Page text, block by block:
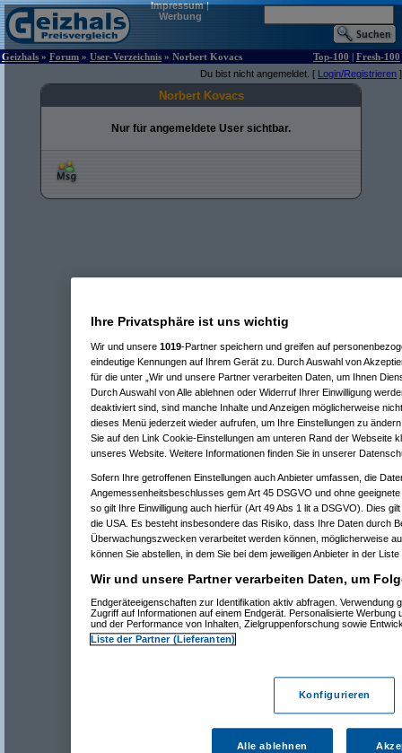
Impressum|
Werbung
Geizhals » Forum » User-Verzeichnis » Norbert Kovacs Top-100 | Fresh-100
Du bist nicht angemeldet. [ Login/Registrieren ]
Norbert Kovacs
Nur für angemeldete User sichtbar.
Ihre Privatsphäre ist uns wichtig
Wir und unsere 1019-Partner speichern und greifen auf
eindeutige Kennungen auf Ihrem Gerät zu. Durch Auswahl von
für die unter „Wir und unsere Partner verarbeiten Daten, um Ihnen
Durch Auswahl von Alle ablehnen oder Widerruf Ihrer Einwilligung
deaktiviert sind, sind manche Inhalte und Anzeigen möglicherweise
dieses Menü jederzeit wieder aufrufen, um Ihre Einstellungen zu
Sie auf den Link Cookie-Einstellungen am unteren Rand der Webseite
unseres Website. Weitere Informationen finden Sie in unserer
Sofern Ihre getroffenen Einstellungen auch Anbieter umfassen, die
Angemessenheitsbeschlusses gem Art 45 DSGVO und ohne
so gilt Ihre Einwilligung auch hierfür (Art 49 Abs 1 lit a DSGVO). Dies
die USA. Es besteht insbesondere das Risiko, dass Ihre Daten durch
Überwachungszwecken verarbeitet werden können, möglicherweise
können Sie abstellen, in dem Sie bei dem jeweiligen Anbieter in der
Wir und unsere Partner verarbeiten Daten, um
Endgeräteeigenschaften zur Identifikation aktiv abfragen. Verwendung
Zugriff auf Informationen auf einem Endgerät. Personalisierte Werbung
und der Performance von Inhalten, Zielgruppenforschung sowie
Liste der Partner (Lieferanten)
Konfigurieren
Alle ablehnen